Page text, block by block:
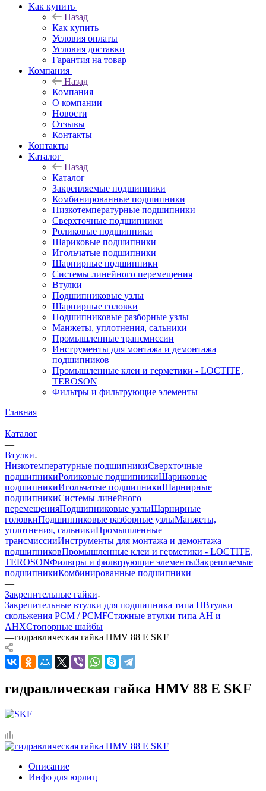
Как купить
Назад
Как купить
Условия оплаты
Условия доставки
Гарантия на товар
Компания
Назад
Компания
О компании
Новости
Отзывы
Контакты
Контакты
Каталог
Назад
Каталог
Закрепляемые подшипники
Комбинированные подшипники
Низкотемпературные подшипники
Сверхточные подшипники
Роликовые подшипники
Шариковые подшипники
Игольчатые подшипники
Шарнирные подшипники
Системы линейного перемещения
Втулки
Подшипниковые узлы
Шарнирные головки
Подшипниковые разборные узлы
Манжеты, уплотнения, сальники
Промышленные трансмиссии
Инструменты для монтажа и демонтажа
подшипников
Промышленные клеи и герметики - LOCTITE,
TEROSON
Фильтры и фильтрующие элементы
Главная
—
Каталог
—
Втулки
Низкотемпературные подшипникиСверхточные
подшипникиРоликовые подшипникиШариковые
подшипникиИгольчатые подшипникиШарнирные
подшипникиСистемы линейного
перемещенияПодшипниковые узлыШарнирные
головкиПодшипниковые разборные узлыМанжеты,
уплотнения, сальникиПромышленные
трансмиссииИнструменты для монтажа и демонтажа
подшипниковПромышленные клеи и герметики - LOCTITE,
TEROSONФильтры и фильтрующие элементыЗакрепляемые
подшипникиКомбинированные подшипники
—
Закрепительные гайки
Закрепительные втулки для подшипника типа HВтулки
скольжения PCM / PCMFСтяжные втулки типа AH и
AHXСтопорные шайбы
—гидравлическая гайка HMV 88 E SKF
гидравлическая гайка HMV 88 E SKF
Описание
Инфо для юрлиц